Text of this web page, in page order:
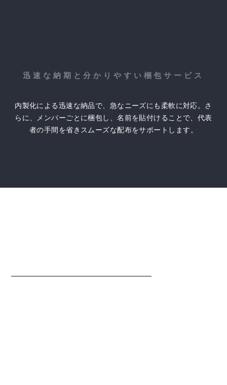
迅速な納期と分かりやすい梱包サービス
内製化による迅速な納品で、急なニーズにも柔軟に対応。さ
らに、メンバーごとに梱包し、名前を貼付けることで、代表
者の手間を省きスムーズな配布をサポートします。